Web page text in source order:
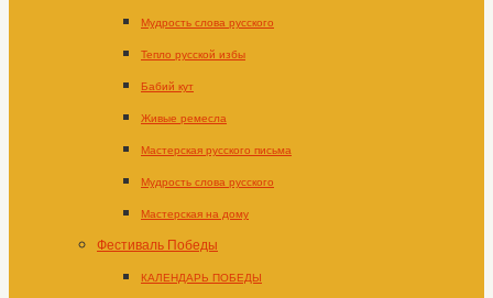
Мудрость слова русского
Тепло русской избы
Бабий кут
Живые ремесла
Мастерская русского письма
Мудрость слова русского
Мастерская на дому
Фестиваль Победы
КАЛЕНДАРЬ ПОБЕДЫ